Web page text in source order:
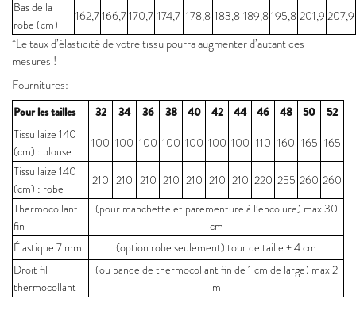
Bas de la
robe (cm)
162,7166,7170,7 174,7 178,8 183,8 189,8195,8 201,9 207,9
*Le taux d’élasticité de votre tissu pourra augmenter d’autant ces
mesures !
Fournitures:
Pour les tailles 32 34 36 38 40 42 44 46 48 50
52
Tissu laize 140
(cm) : blouse
100 100 100 100 100 100 100 110 160 165 165
Tissu laize 140
(cm) : robe
210 210 210 210 210 210 210 220 255 260 260
Thermocollant
fin
(pour manchette et parementure à l’encolure) max 30
cm
Élastique 7 mm
(option robe seulement) tour de taille + 4 cm
Droit fil
thermocollant
(ou bande de thermocollant fin de 1 cm de large) max 2
m